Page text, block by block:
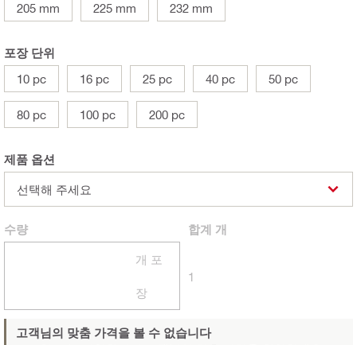
205 mm 225 mm 232 mm
포장 단위
10 pc
16 pc 25 pc 40 pc 50 pc
80 pc 100 pc 200 pc
제품 옵션
선택해 주세요
수량
개 포
장
합계 개
1
고객님의 맞춤 가격을 볼 수 없습니다